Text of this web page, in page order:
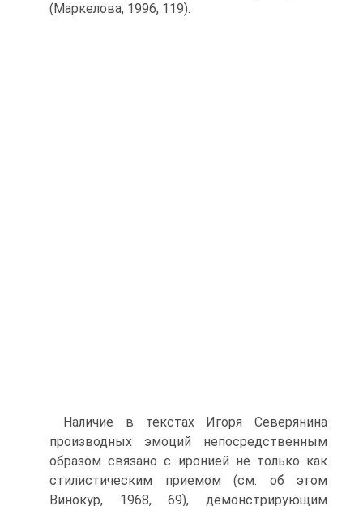
(Маркелова, 1996, 119).
Наличие в текстах Игоря Северянина
производных эмоций непосредст­венным
образом связано с иронией не только как
стилистическим приемом (см. об этом
Винокур, 1968, 69), демонстрирующим